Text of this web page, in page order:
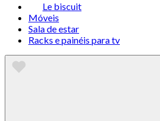
Le biscuit
Móveis
Sala de estar
Racks e painéis para tv